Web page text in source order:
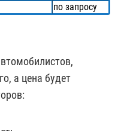
по запросу
а цена будет